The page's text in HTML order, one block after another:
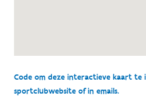
Code om deze interactieve kaart te
sportclubwebsite of in emails.